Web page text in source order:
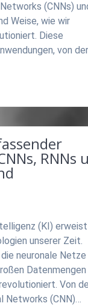
(CNNs)
Weise, wie wir
Diese
von der
RNNs
(KI)
unserer Zeit.
neuronale Netze
Datenmengen
Von
Networks (CNN)…